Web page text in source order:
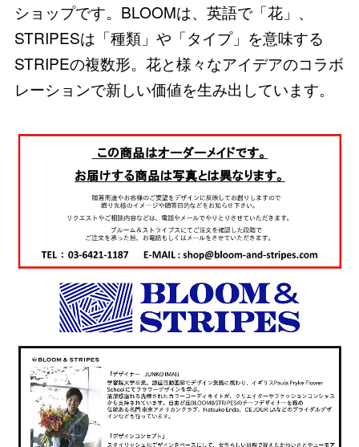
ショップです。BLOOMは、英語で「花」、
STRIPESは「種類」や「タイプ」を意味する
STRIPEの複数形。花と様々なアイデアのコラボ
レーションで新しい価値を生み出しています。